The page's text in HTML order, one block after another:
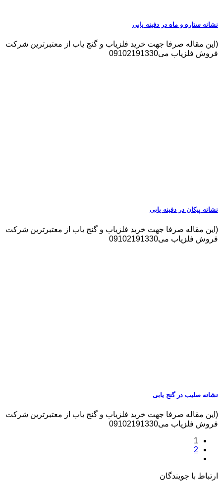
نشانه ستاره و ماه در دفینه یابی
(این مقاله صرفا جهت خرید فلزیاب و گنج یاب از معتبرترین شرکت
فروش فلزیاب می09102191330
نشانه پیکان در دفینه یابی
(این مقاله صرفا جهت خرید فلزیاب و گنج یاب از معتبرترین شرکت
فروش فلزیاب می09102191330
نشانه صلیب در گنج یابی
(این مقاله صرفا جهت خرید فلزیاب و گنج یاب از معتبرترین شرکت
فروش فلزیاب می09102191330
1
2
ارتباط با جویندگان